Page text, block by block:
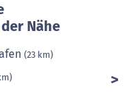
Nähe
(23 km)